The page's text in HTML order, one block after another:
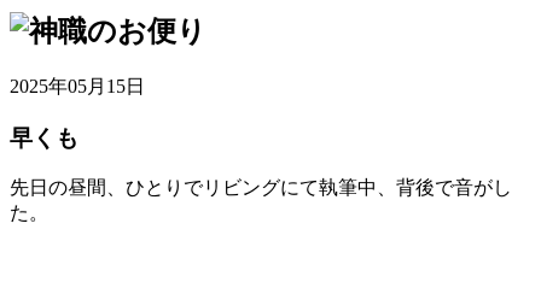
2025年05月15日
早くも
先日の昼間、ひとりでリビングにて執筆中、背後で音がし
た。